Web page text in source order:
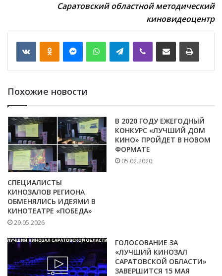
Саратовский областной методический
киновидеоцентр
VKontakte WhatsApp Telegram
Похожие новости
СПЕЦИАЛИСТЫ
КИНОЗАЛОВ РЕГИОНА
ОБМЕНЯЛИСЬ ИДЕЯМИ В
КИНОТЕАТРЕ «ПОБЕДА»
29.05.2026
В 2020 ГОДУ ЕЖЕГОДНЫЙ
КОНКУРС «ЛУЧШИЙ ДОМ
КИНО» ПРОЙДЕТ В НОВОМ
ФОРМАТЕ
05.02.2020
ГОЛОСОВАНИЕ ЗА
«ЛУЧШИЙ КИНОЗАЛ
САРАТОВСКОЙ ОБЛАСТИ»
ЗАВЕРШИТСЯ 15 МАЯ